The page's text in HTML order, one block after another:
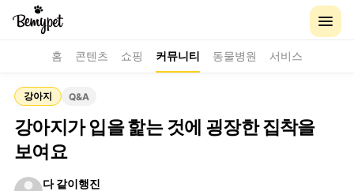
홈 콘텐츠 쇼핑 커뮤니티 동물병원 서비스
강아지 Q&A
강아지가 입을 핥는 것에 굉장한 집착을
보여요
다 같이행진